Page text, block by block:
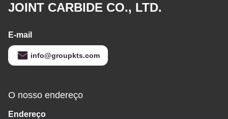
JOINT CARBIDE CO., LTD.
E-mail
info@groupkts.com
O nosso endereço
Endereço